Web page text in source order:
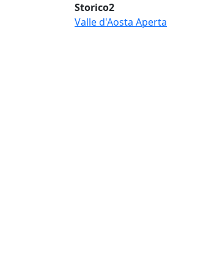
Storico2
Valle d'Aosta Aperta